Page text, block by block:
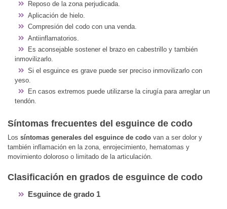
Reposo de la zona perjudicada.
Aplicación de hielo.
Compresión del codo con una venda.
Antiinflamatorios.
Es aconsejable sostener el brazo en cabestrillo y también
inmovilizarlo.
Si el esguince es grave puede ser preciso inmovilizarlo con
yeso.
En casos extremos puede utilizarse la cirugía para arreglar un
tendón.
Síntomas frecuentes del esguince de codo
Los síntomas generales del esguince de codo van a ser dolor y
también inflamación en la zona, enrojecimiento, hematomas y
movimiento doloroso o limitado de la articulación.
Clasificación en grados de esguince de codo
Esguince de grado 1